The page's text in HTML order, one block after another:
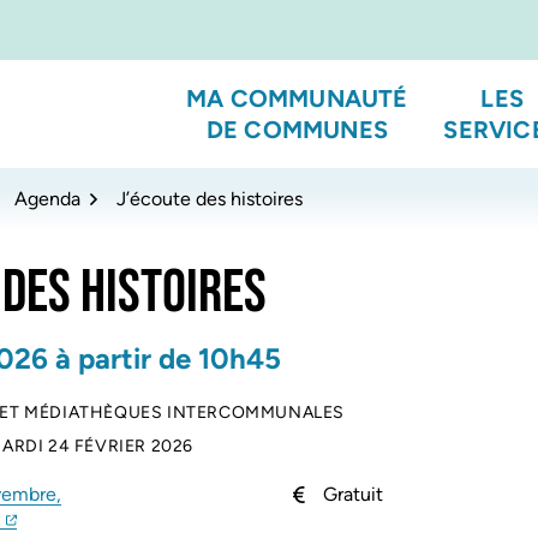
MA COMMUNAUTÉ
DE COMMUNES
LES
Agenda J’écoute des histoires
HISTOIRES
à partir de 10h45
MÉDIATHÈQUES INTERCOMMUNALES
24 FÉVRIER 2026
(ouverture dans un nouvel onglet)
(ouverture dans un nouvel onglet)
Gratuit